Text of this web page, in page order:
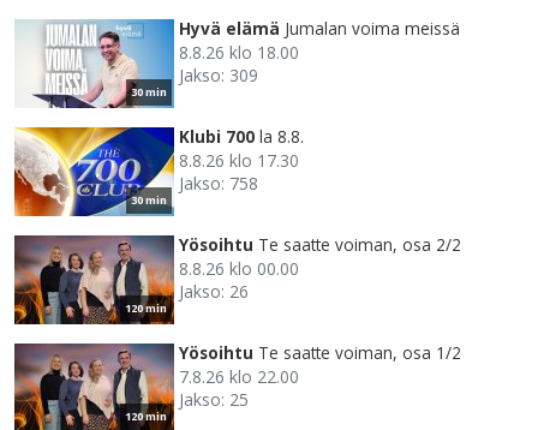
30 min
Hyvä elämä Jumalan voima meissä
8.8.26 klo 18.00
Jakso: 309
30 min
Klubi 700 la 8.8.
8.8.26 klo 17.30
Jakso: 758
120 min
Yösoihtu Te saatte voiman, osa 2/2
8.8.26 klo 00.00
Jakso: 26
120 min
Yösoihtu Te saatte voiman, osa 1/2
7.8.26 klo 22.00
Jakso: 25